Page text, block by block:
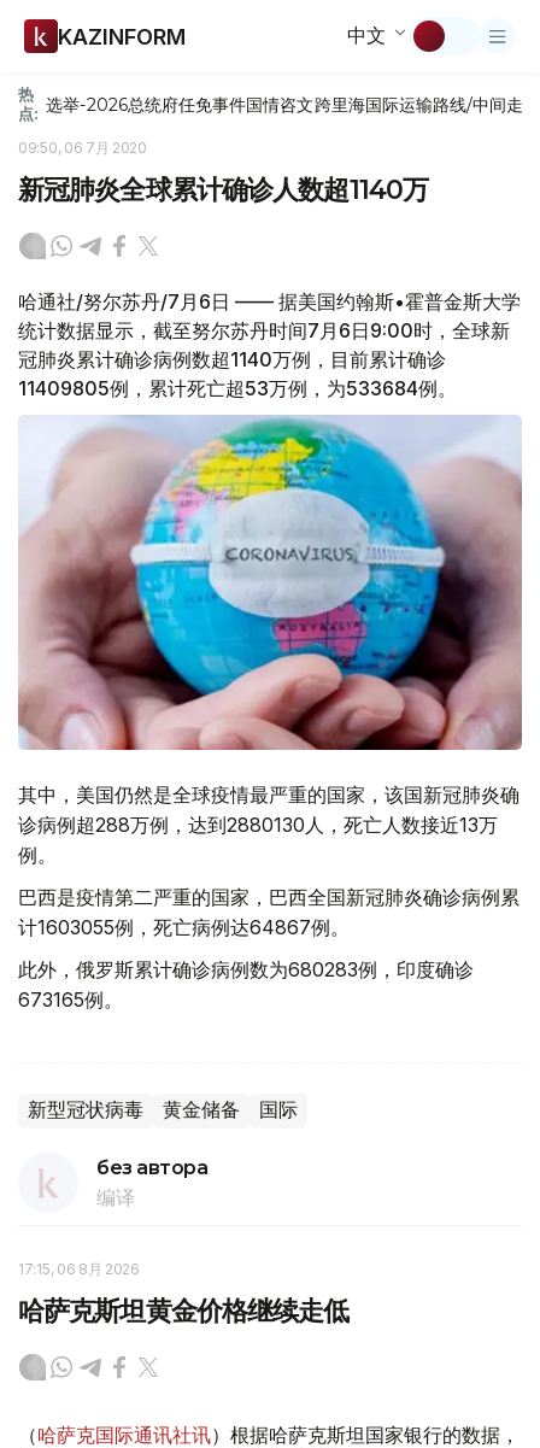
KAZINFORM 中文
热
点: 选举-2026总统府任免事件国情咨文跨里海国际运输路线/中间走廊
09:50, 06 7月 2020
新冠肺炎全球累计确诊人数超1140万
哈通社/努尔苏丹/7月6日 —— 据美国约翰斯•霍普金斯大学
统计数据显示，截至努尔苏丹时间7月6日9:00时，全球新
冠肺炎累计确诊病例数超1140万例，目前累计确诊
11409805例，累计死亡超53万例，为533684例。
其中，美国仍然是全球疫情最严重的国家，该国新冠肺炎确
诊病例超288万例，达到2880130人，死亡人数接近13万
例。
巴西是疫情第二严重的国家，巴西全国新冠肺炎确诊病例累
计1603055例，死亡病例达64867例。
此外，俄罗斯累计确诊病例数为680283例，印度确诊
673165例。
新型冠状病毒 黄金储备 国际
без автора
编译
17:15, 06 8月 2026
哈萨克斯坦黄金价格继续走低
（哈萨克国际通讯社讯）根据哈萨克斯坦国家银行的数据，